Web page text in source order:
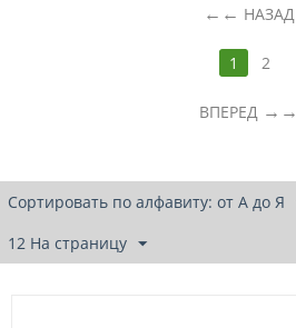
← НАЗАД
1 2
ВПЕРЕД →
Сортировать по алфавиту: от А до Я
12 На страницу